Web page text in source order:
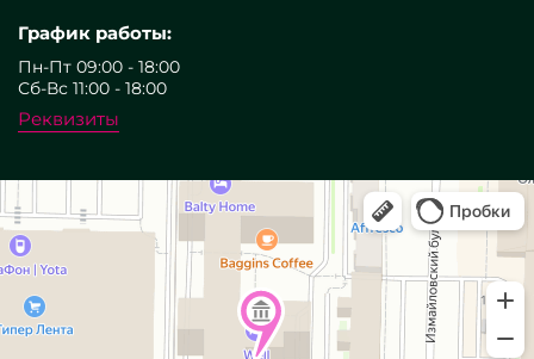
График работы:
Пн-Пт 09:00 - 18:00
Сб-Вс 11:00 - 18:00
Реквизиты